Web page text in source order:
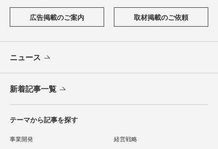
広告掲載のご案内 取材掲載のご依頼
ニュース
新着記事一覧
テーマから記事を探す
事業開発 経営戦略